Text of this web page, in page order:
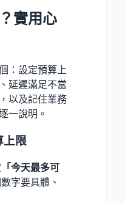
實用心
：設定預算上
延遲滿足不當
以及記住業務
一說明。
上限
「今天最多可
字要具體、